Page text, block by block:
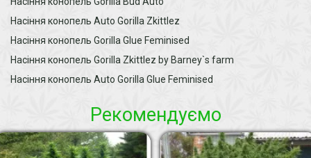
Насіння конопель Auto Gorilla Zkittlez
Насіння конопель Gorilla Glue Feminised
Насіння конопель Gorilla Zkittlez by Barney`s farm
Насіння конопель Auto Gorilla Glue Feminised
Рекомендуємо